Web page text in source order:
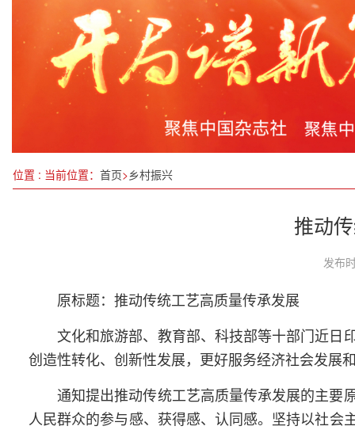
德馨技精，孙亚泉：中医传承路上的生命守护者
千年敦煌，相约北京 “如是莫高”敦煌艺术大展暨“
综艺赋能2.0：透视桃园村如何借力《经营吧，少
第二届吴文化节在广东南韶关雄珠玑巷举办
位置 : 当前位置： 首页>乡村振兴
推动
发布
原标题：推动传统工艺高质量传承发展
文化和旅游部、教育部、科技部等十部门近日
创造性转化、创新性发展，更好服务经济社会发展
通知提出推动传统工艺高质量传承发展的主要
人民群众的参与感、获得感、认同感。坚持以社